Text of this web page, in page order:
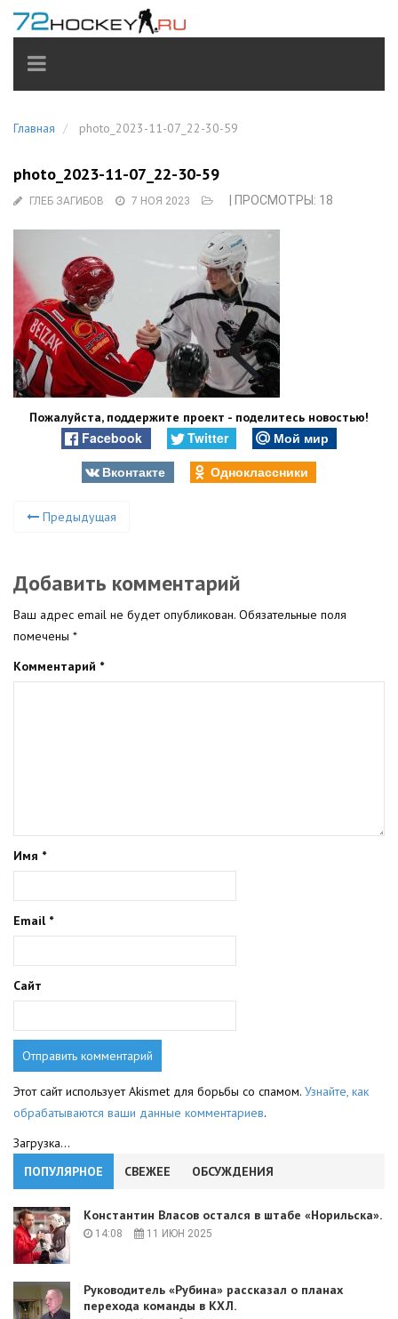
TOGGLE
NAVIGATION
Главная photo_2023-11-07_22-30-59
photo_2023-11-07_22-30-59
ГЛЕБ ЗАГИБОВ 7 НОЯ 2023 | ПРОСМОТРЫ: 18
Пожалуйста, поддержите проект - поделитесь новостью!
Facebook Twitter
Мой мир
Вконтакте
Одноклассники
Предыдущая
Добавить комментарий
Ваш адрес email не будет опубликован. Обязательные поля
помечены *
Комментарий *
Имя *
Email *
Сайт
Этот сайт использует Akismet для борьбы со спамом. Узнайте, как
обрабатываются ваши данные комментариев.
Загрузка...
ПОПУЛЯРНОЕ
СВЕЖЕЕ ОБСУЖДЕНИЯ
Константин Власов остался в штабе «Норильска».
14:08 11 ИЮН 2025
Руководитель «Рубина» рассказал о планах
перехода команды в КХЛ.